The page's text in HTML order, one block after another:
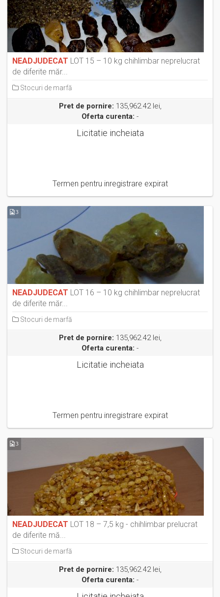
NEADJUDECAT LOT 15 – 10 kg chihlimbar neprelucrat
de diferite măr...
Stocuri de marfă
Pret de pornire: 135,962.42 lei,
Oferta curenta: -
Licitatie incheiata
Termen pentru inregistrare expirat
3
NEADJUDECAT LOT 16 – 10 kg chihlimbar neprelucrat
de diferite măr...
Stocuri de marfă
Pret de pornire: 135,962.42 lei,
Oferta curenta: -
Licitatie incheiata
Termen pentru inregistrare expirat
3
NEADJUDECAT LOT 18 – 7,5 kg - chihlimbar prelucrat
de diferite mă...
Stocuri de marfă
Pret de pornire: 135,962.42 lei,
Oferta curenta: -